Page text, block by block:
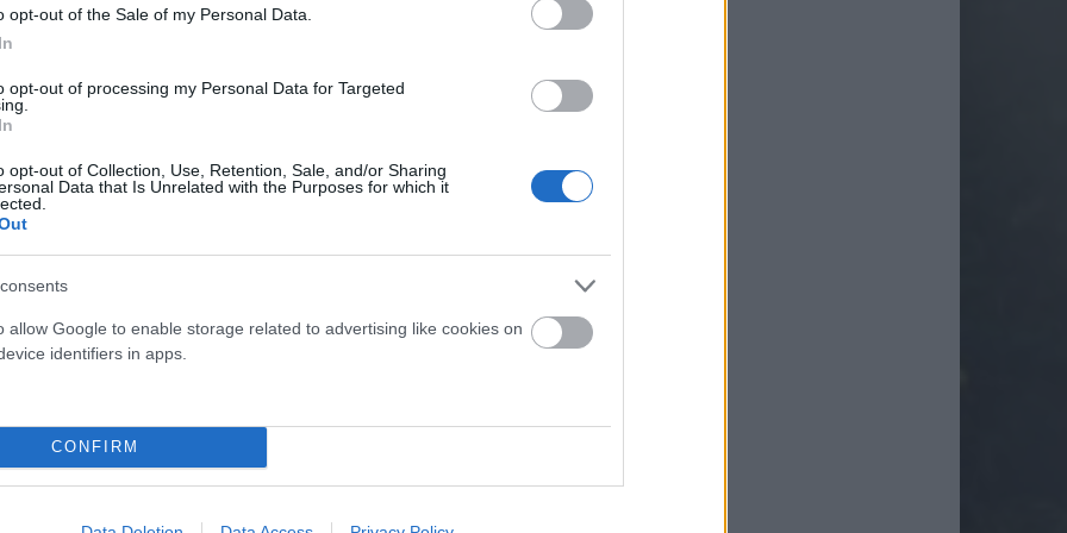
opt-out of the Sale of my Personal Data.
opt-out of processing my Personal Data for Targeted
opt-out of Collection, Use, Retention, Sale, and/or Sharing
Data that Is Unrelated with the Purposes for which it
allow Google to enable storage related to advertising like cookies on
identifiers in apps.
CONFIRM
mintha valaki olyan lenne, akihez közel
leszünk arra, hogy az ő javára
akkor logikus, hogy nem biztos, hogy
– például olyanokat, mint a túlfogyasztás
és erősebb kapcsolatot éreznek jövőbeli
például vagyonnal, etikusabban
élettel való elégedettségről számolnak be.
fűzésének egyik módja az, amit Ann
14 éves korában elkezdett leveleket írni